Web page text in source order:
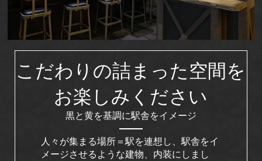
こだわりの詰まった空間を
お楽しみください
黒と黄を基調に駅舎をイメージ
人々が集まる場所＝駅を連想し、駅舎をイ
メージさせるような建物、内装にしまし